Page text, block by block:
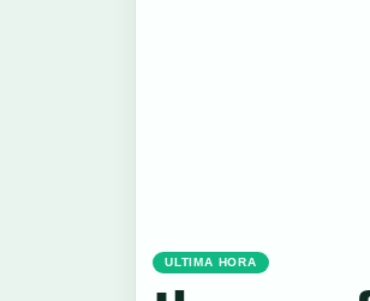
ULTIMA HORA